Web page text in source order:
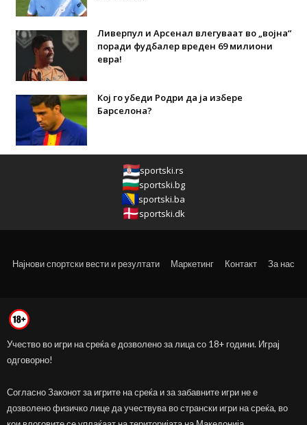
Ливерпул и Арсенал влегуваат во „војна“
поради фудбалер вреден 69 милиони
евра!
Кој го убеди Родри да ја избере
Барселона?
sportski.rs
sportski.bg
sportski.ba
sportski.dk
Најнови спортски вести и резултати Маркетинг Контакт За нас
Учество во игри на среќа е дозволено за лица со 18+ години. Играј
одговорно!
Согласно Законот за игрите на среќа и за забавните игри не е
дозволено физичко лице да учествува во странски игри на среќа, во